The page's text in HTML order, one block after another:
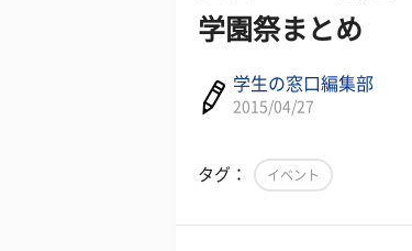
学園祭まとめ
学生の窓口編集部
2015/04/27
タグ： イベント